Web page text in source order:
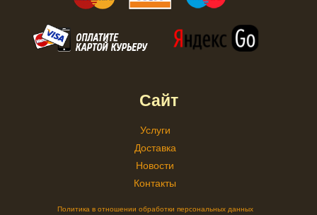
Сайт
Услуги
Доставка
Новости
Контакты
Политика в отношении обработки персональных данных